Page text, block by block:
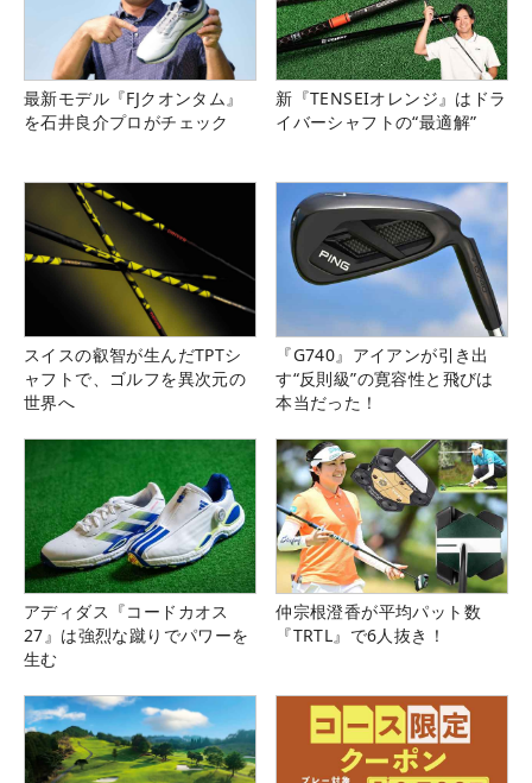
最新モデル『FJクオンタム』
を石井良介プロがチェック
新『TENSEIオレンジ』はドラ
イバーシャフトの“最適解”
スイスの叡智が生んだTPTシ
ャフトで、ゴルフを異次元の
世界へ
『G740』アイアンが引き出
す“反則級”の寛容性と飛びは
本当だった！
アディダス『コードカオス
27』は強烈な蹴りでパワーを
生む
仲宗根澄香が平均パット数
『TRTL』で6人抜き！